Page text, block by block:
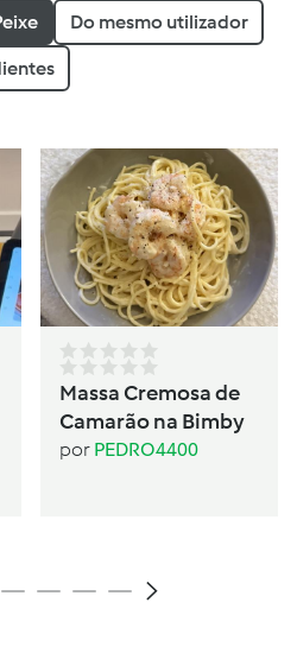
Do mesmo utilizador
Massa Cremosa de
Camarão na Bimby
por PEDRO4400